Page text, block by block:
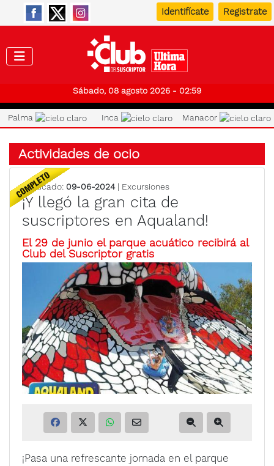
Identifícate Registrate
Sábado, 08 agosto 2026 - 02:59
Palma Inca Manacor
Actividades de ocio
Publicado: 09-06-2024| Excursiones
¡Y llegó la gran cita de
suscriptores en Aqualand!
El 29 de junio el parque acuático recibirá al
Club del Suscriptor gratis
¡Pasa una refrescante jornada en el parque